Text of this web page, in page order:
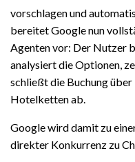
vorschlagen und
bereitet Google nun
Agenten vor: Der Nutzer
analysiert die Optionen,
schließt die Buchung
Hotelketten ab.
Google wird damit zu
direkter Konkurrenz zu